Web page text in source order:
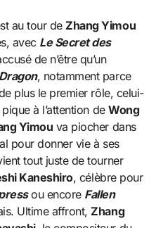
au tour deZhang Yimou
avec Le Secret des
de n’être qu’un
, notamment parce
plus le premier rôle, celui-
à l’attention deWong
Yimou va piocher dans
pour donner vie à ses
tout juste de tourner
Kaneshiro, célèbre pour
ou encore Fallen
Ultime affront,Zhang